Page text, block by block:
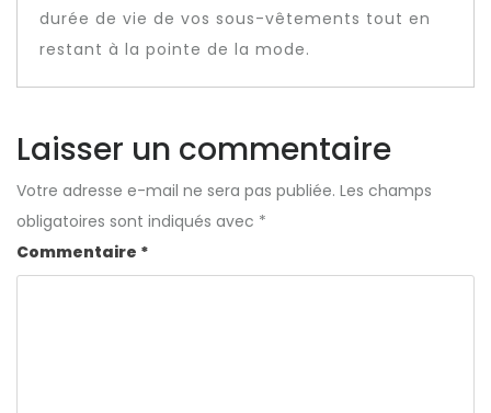
durée de vie de vos sous-vêtements tout en
restant à la pointe de la mode.
Laisser un commentaire
Votre adresse e-mail ne sera pas publiée. Les champs
obligatoires sont indiqués avec *
Commentaire *